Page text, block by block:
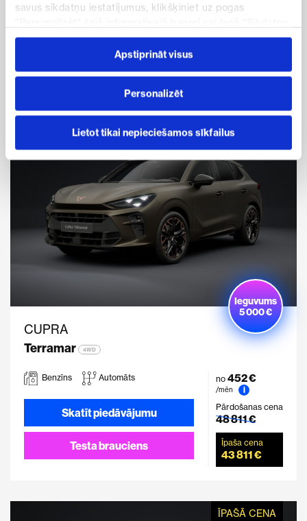
savus sīkdatņu iestatījumus, klikšķiniet uz pogas
politika". Vairāk informācijas par sīkdatnēm ir pieejama
šajā informatīvajā banerī un mūsu Sīkdatņu politikā.
Apstiprināt visus
Personalizēt
Lietot tikai nepieciešamos sīkfailus
Testa brauciens
CUPRA
Terramar
4WD
Ieguvums
5 000 €
Benzīns Automāts
Skatīt piedāvājumu
Testa brauciens
no 452 €
/mēn
i
Pārdošanas cena
48 811 €
Īpaša cena
43 811 €
ĪPAŠĀ CENA